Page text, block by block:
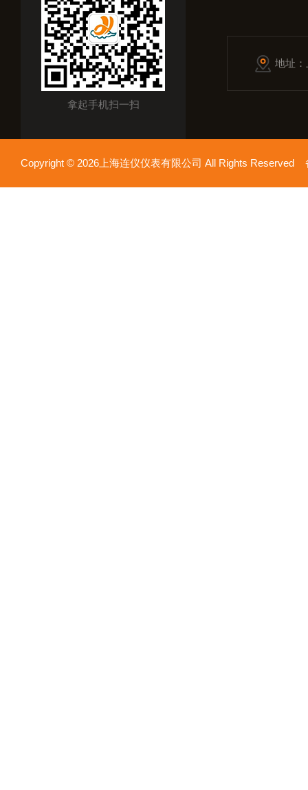
拿起手机扫一扫
地址
Copyright © 2026上海连仪仪表有限公司 All Rights Reserved